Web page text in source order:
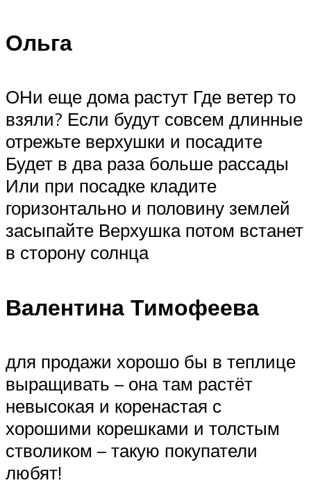
Ольга
ОНи еще дома растут Где ветер то
взяли? Если будут совсем длинные
отрежьте верхушки и посадите
Будет в два раза больше рассады
Или при посадке кладите
горизонтально и половину землей
засыпайте Верхушка потом встанет
в сторону солнца
Валентина Тимофеева
для продажи хорошо бы в теплице
выращивать – она там растёт
невысокая и коренастая с
хорошими корешками и толстым
стволиком – такую покупатели
любят!